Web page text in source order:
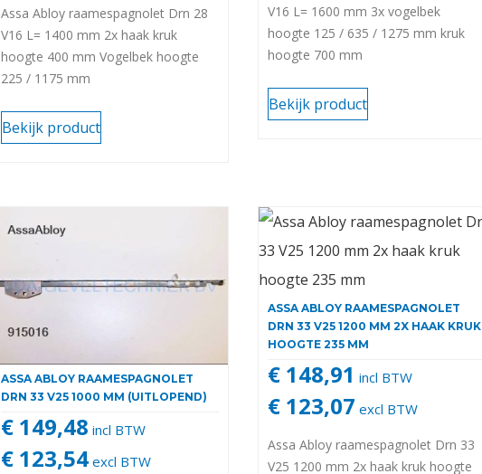
Assa Abloy raamespagnolet Drn 28
V16 L= 1400 mm 2x haak kruk
hoogte 400 mm Vogelbek hoogte
225 / 1175 mm
Bekijk product
V16 L= 1600 mm 3x vogelbek
hoogte 125 / 635 / 1275 mm kruk
hoogte 700 mm
Bekijk product
ASSA ABLOY RAAMESPAGNOLET
DRN 33 V25 1000 MM (UITLOPEND)
€ 149,48 incl BTW
€ 123,54 excl BTW
ASSA ABLOY RAAMESPAGNOLET
DRN 33 V25 1200 MM 2X HAAK KRUK
HOOGTE 235 MM
€ 148,91 incl BTW
€ 123,07 excl BTW
Assa Abloy raamespagnolet Drn 33
V25 1200 mm 2x haak kruk hoogte